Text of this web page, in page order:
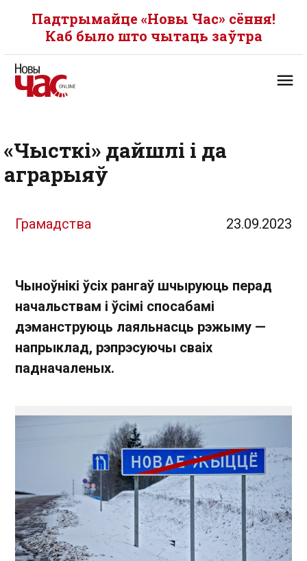
Падтрымайце «Новы Час» сёння!
Каб было што чытаць заўтра
«Чысткі» дайшлі і да
аграрыяў
Грамадства 23.09.2023
Чыноўнікі ўсіх рангаў шчыруюць перад
начальствам і ўсімі спосабамі
дэманструюць лаяльнасць рэжыму —
напрыклад, рэпрэсуючы сваіх
падначаленых.